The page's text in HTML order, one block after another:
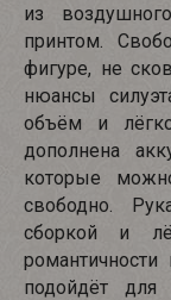
из
принтом.
фигуре, не
нюансы
объём и
дополнена
которые
свободно.
сборкой и
романтичности
подойдёт для